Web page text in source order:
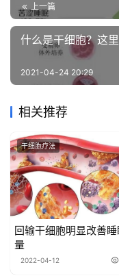
上一篇
什么是干细胞？这
2021-04-24 20:29
相关推荐
干细胞疗法
回输干细胞明显改善
量
2022-04-12